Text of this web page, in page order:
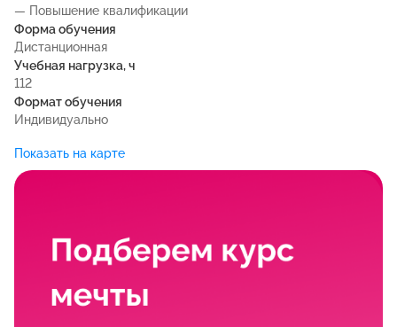
— Повышение квалификации
Форма обучения
Дистанционная
Учебная нагрузка, ч
112
Формат обучения
Индивидуально
Показать на карте